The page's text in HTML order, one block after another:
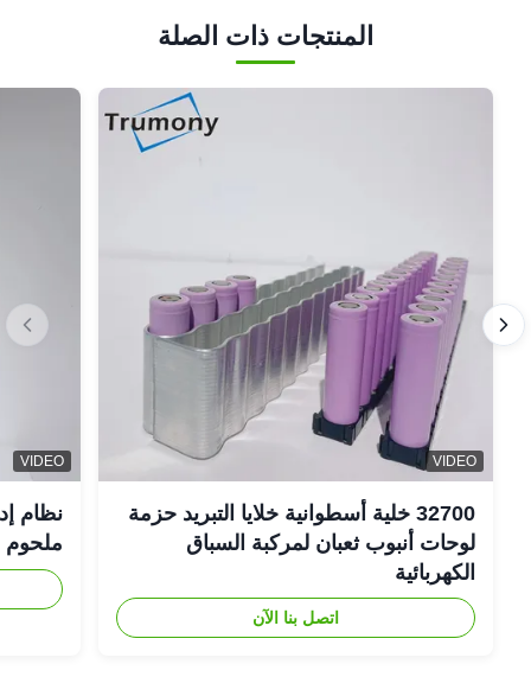
المنتجات ذات الصلة
VIDEO
32700 خلية أسطوانية خلايا التبريد حزمة
لوحات أنبوب ثعبان لمركبة السباق
الكهربائية
اتصل بنا الآن
VIDEO
نظام
ملحوم FSW